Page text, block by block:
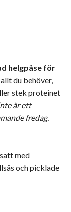
helgpåse för
du behöver,
stek proteinet
är ett
fredag.
med
och picklade